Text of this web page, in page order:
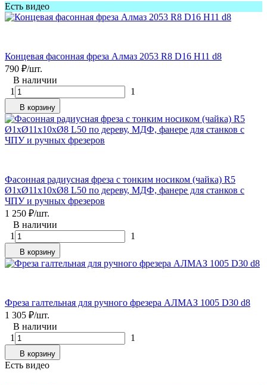
Есть видео
Концевая фасонная фреза Алмаз 2053 R8 D16 H11 d8
790 ₽/шт.
В наличии
1
1
В корзину
Фасонная радиусная фреза с тонким носиком (чайка) R5
Ø1xØ11x10xØ8 L50 по дереву, МДФ, фанере для станков с
ЧПУ и ручных фрезеров
1 250 ₽/шт.
В наличии
1
1
В корзину
Фреза галтельная для ручного фрезера АЛМАЗ 1005 D30 d8
1 305 ₽/шт.
В наличии
1
1
В корзину
Есть видео